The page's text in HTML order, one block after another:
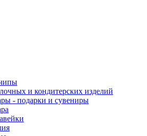
и кондитерских изделий
- подарки и сувениры